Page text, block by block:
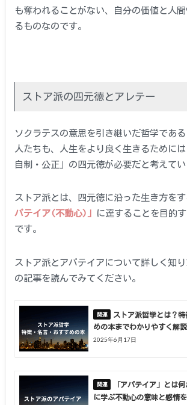
も奪われることがない、自分の価値と人
るものなのです。
ストア派の四元徳とアレテー
ソクラテスの意思を引き継いだ哲学であ
人たちも、人生をより良く生きるためには
自制・公正」の四元徳が必要だと考えてい
ストア派とは、四元徳に沿った生き方をす
パテイア(不動心)」
に達することを目的
です。
ストア派とアパテイアについて詳しく知
の記事を読んでみてください。
ストア派哲学とは？
めの本までわかりやすく解説
2025年6月17日
「アパテイア」とは
に学ぶ不動心の意味と感情